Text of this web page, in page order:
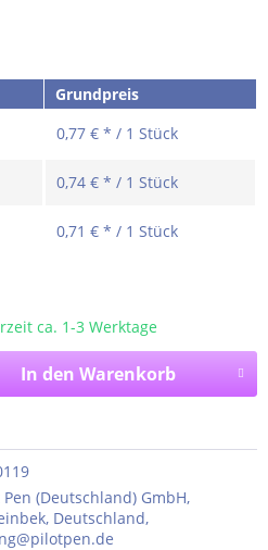
Grundpreis
0,77 € * / 1 Stück
0,74 € * / 1 Stück
0,71 € * / 1 Stück
ca. 1-3 Werktage
In den Warenkorb
Pen (Deutschland) GmbH,
Deutschland,